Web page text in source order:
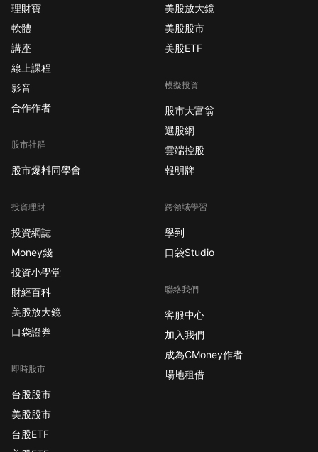
Group這樣的高端零售商。 Simon Property Group
(SPG) 公司簡介與股市資訊 Simon Property Group是
美國第二大房地產投資信託公司，擁有對207個物業的
權益，包括傳統購物中心、高級奧特萊斯等。該公司
在歐洲也有投資，持有Klepierre 21%的股權。昨日，
Simon Property Group的股價收盤於186.30美元，漲
幅為1.74%，成交量為1,203,964股，較前日減少
18.68%。 原文連結： https://is.gd/4d32vl
理財寶
軟體
講座
線上課程
影音
合作作者
股市社群
股市爆料同學會
投資理財
投資網誌
Money錢
投資小學堂
財經百科
美股放大鏡
口袋證券
即時股市
台股股市
美股股市
台股ETF
美股放大鏡
美股股市
美股ETF
模擬投資
股市大富翁
選股網
雲端控股
報明牌
跨領域學習
學到
口袋Studio
聯絡我們
客服中心
加入我們
成為CMoney作者
場地租借